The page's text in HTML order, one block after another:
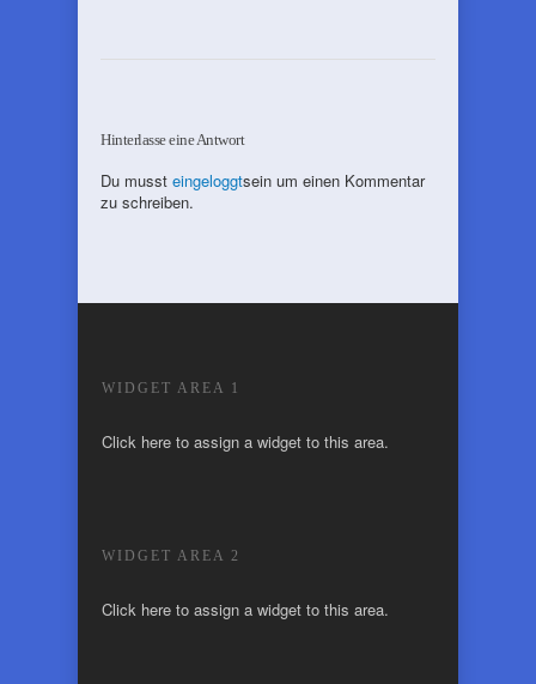
Hinterlasse eine Antwort
Du musst eingeloggtsein um einen Kommentar
zu schreiben.
WIDGET AREA 1
Click here to assign a widget to this area.
WIDGET AREA 2
Click here to assign a widget to this area.